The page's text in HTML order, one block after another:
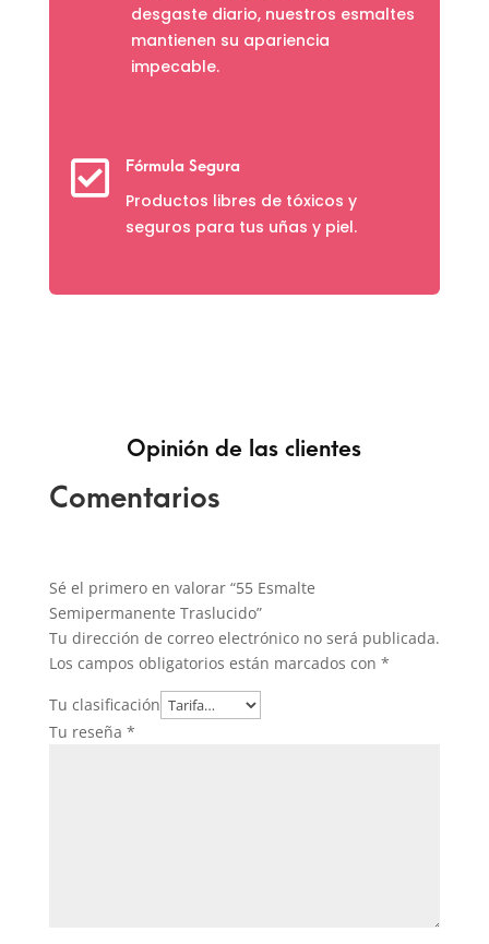
desgaste diario, nuestros esmaltes
mantienen su apariencia
impecable.
 Fórmula Segura
Productos libres de tóxicos y
seguros para tus uñas y piel.
Opinión de las clientes
Comentarios
Sé el primero en valorar “55 Esmalte
Semipermanente Traslucido”
Tu dirección de correo electrónico no será publicada.
Los campos obligatorios están marcados con *
Tu clasificación
Tu reseña *